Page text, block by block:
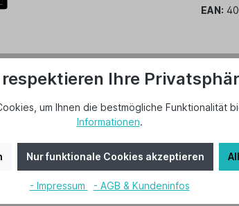
EAN:
VKS 35Ex"
1+2 Gase u. 21+22 Stäube, NW 350, 396 x 396
VDE-Richtlinien geerdet werden
Ihre
um Ihnen die bestmögliche Funktionalität
Informationen.
Nur funktionale Cookies akzeptieren
- Impressum - AGB & Kundeninfos